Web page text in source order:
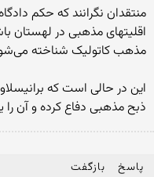
منتقدان نگرانند که حکم
اقلیتهای مذهبی در لهستان
مذهب کاتولیک شناخته
این در حالی است که
ذبح مذهبی دفاع کرده و آن
پاسخ بازگفت